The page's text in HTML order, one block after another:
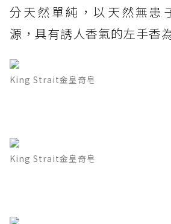
分天然單純，以天然無患
源，具有誘人香氣的左手香
King Strait金皇奇皂
King Strait金皇奇皂